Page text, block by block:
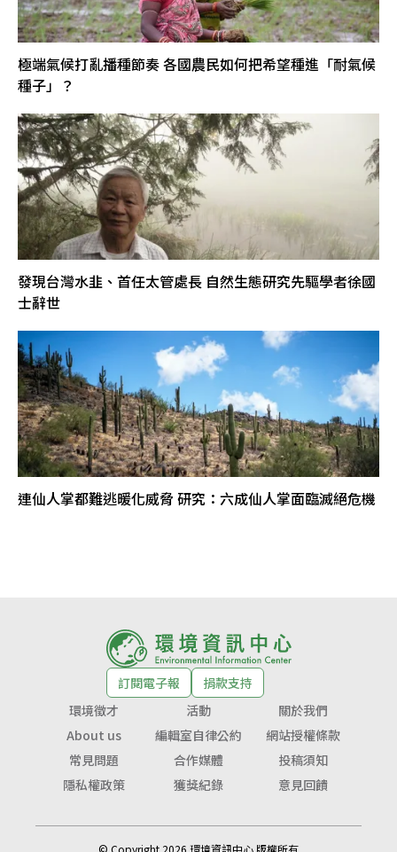
極端氣候打亂播種節奏 各國農民如何把希望種進「耐氣候
種子」？
發現台灣水韭、首任太管處長 自然生態研究先驅學者徐國
士辭世
連仙人掌都難逃暖化威脅 研究：六成仙人掌面臨滅絕危機
訂閱電子報
捐款支持
環境徵才
活動
關於我們
About us
編輯室自律公約
網站授權條款
常見問題
合作媒體
投稿須知
隱私權政策
獲獎紀錄 意見回饋